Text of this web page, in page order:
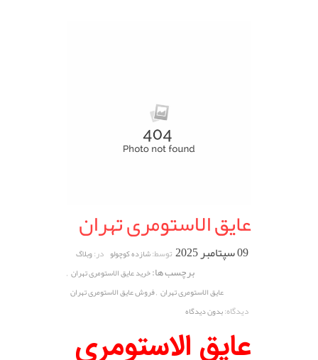
عایق الاستومری تهران
09 سپتامبر 2025 توسط:شازده کوچولو در:وبلاگ
برچسب ها:خرید عایق الاستومری تهران ,
عایق الاستومری تهران ,فروش عایق الاستومری تهران
دیدگاه:بدون دیدگاه
عایق الاستومری